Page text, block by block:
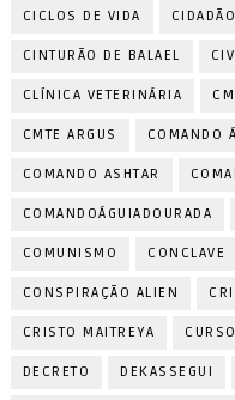
CICLOS DE VIDA
CINTURÃO DE BALAEL
CLÍNICA VETERINÁRIA
CMTE ARGUS COMANDO
COMANDO ASHTAR
COMANDOÁGUIADOURADA
COMUNISMO CONCLAVE
CONSPIRAÇÃO ALIEN
CRISTO MAITREYA CURSO
DECRETO DEKASSEGUI